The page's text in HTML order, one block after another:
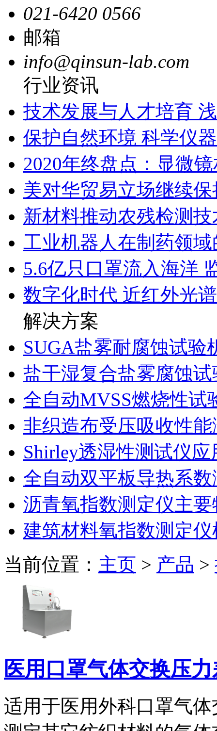
021-6420 0566
邮箱
info@qinsun-lab.com
行业资讯
技术发展与人才培育
保护自然环境 科学仪
2020年终盘点：显微
美对华贸易立场继续
新材料推动农残检测
工业机器人在制药领
5.6亿只口罩流入海洋
数字化时代 近红外光
解决方案
SUGA盐雾耐腐蚀试验
盐干湿复合盐雾腐蚀
全自动MVSS燃烧性试
非织造布受压吸收性
Shirley透湿性测试仪应
全自动双平板导热系
沥青氧指数测定仪主要
建筑材料氧指数测定
当前位置： 主页 > 产品 >
医用口罩气体交换压
适用于医用外科口罩气